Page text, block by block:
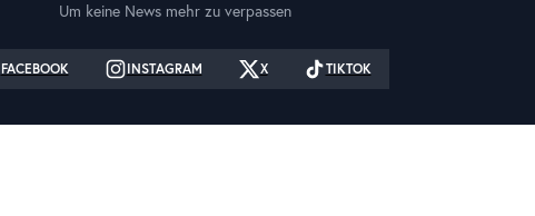
Um keine News mehr zu verpassen
FACEBOOK INSTAGRAM X TIKTOK